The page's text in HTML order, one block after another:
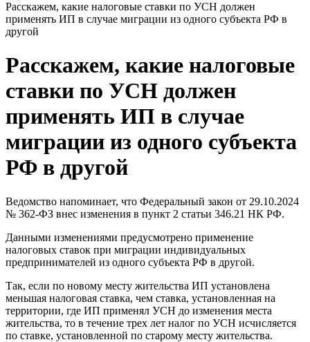
Расскажем, какие налоговые ставки по УСН должен
применять ИП в случае миграции из одного субъекта РФ в
другой
Расскажем, какие налоговые
ставки по УСН должен
применять ИП в случае
миграции из одного субъекта
РФ в другой
Ведомство напоминает, что Федеральный закон от 29.10.2024
№ 362-ФЗ внес изменения в пункт 2 статьи 346.21 НК РФ.
Данными изменениями предусмотрено применение
налоговых ставок при миграции индивидуальных
предпринимателей из одного субъекта РФ в другой.
Так, если по новому месту жительства ИП установлена
меньшая налоговая ставка, чем ставка, установленная на
территории, где ИП применял УСН до изменения места
жительства, то в течение трех лет налог по УСН исчисляется
по ставке, установленной по старому месту жительства.